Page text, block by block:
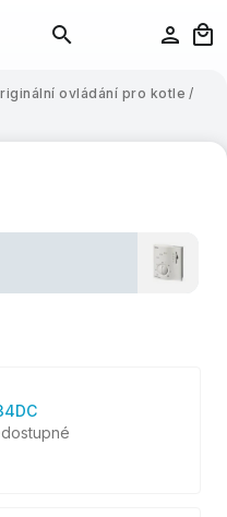
ovládání pro kotle /